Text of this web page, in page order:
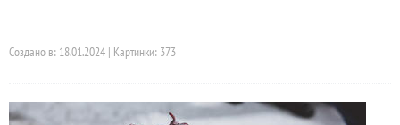
Создано в: 18.01.2024 | Картинки: 373